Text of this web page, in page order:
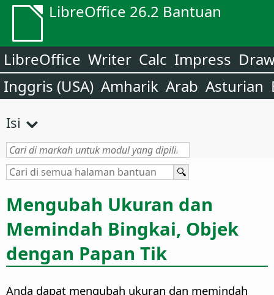
LibreOffice 26.2 Bantuan
LibreOffice Writer Calc Impress
Inggris (USA) Amharik Arab Asturian
Isi
Mengubah Ukuran dan
Memindah Bingkai, Objek
dengan Papan Tik
Anda dapat mengubah ukuran dan memindah